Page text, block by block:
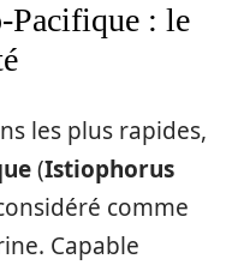
Pacifique : le
les plus rapides,
(Istiophorus
comme
Capable